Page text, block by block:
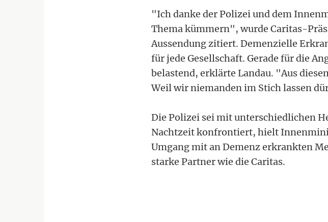
"Ich danke der Polizei und dem
Thema kümmern", wurde Caritas-
Aussendung zitiert. Demenzielle
für jede Gesellschaft. Gerade für die
belastend, erklärte Landau. "Aus
Weil wir niemanden im Stich lassen
Die Polizei sei mit unterschiedlichen
Nachtzeit konfrontiert, hielt
Umgang mit an Demenz erkrankten
starke Partner wie die Caritas.